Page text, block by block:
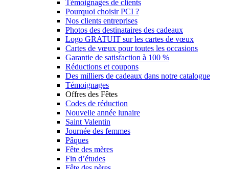
Témoignages de clients
Pourquoi choisir PCI ?
Nos clients entreprises
Photos des destinataires des cadeaux
Logo GRATUIT sur les cartes de vœux
Cartes de vœux pour toutes les occasions
Garantie de satisfaction à 100 %
Réductions et coupons
Des milliers de cadeaux dans notre catalogue
Témoignages
Offres des Fêtes
Codes de réduction
Nouvelle année lunaire
Saint Valentin
Journée des femmes
Pâques
Fête des mères
Fin d’études